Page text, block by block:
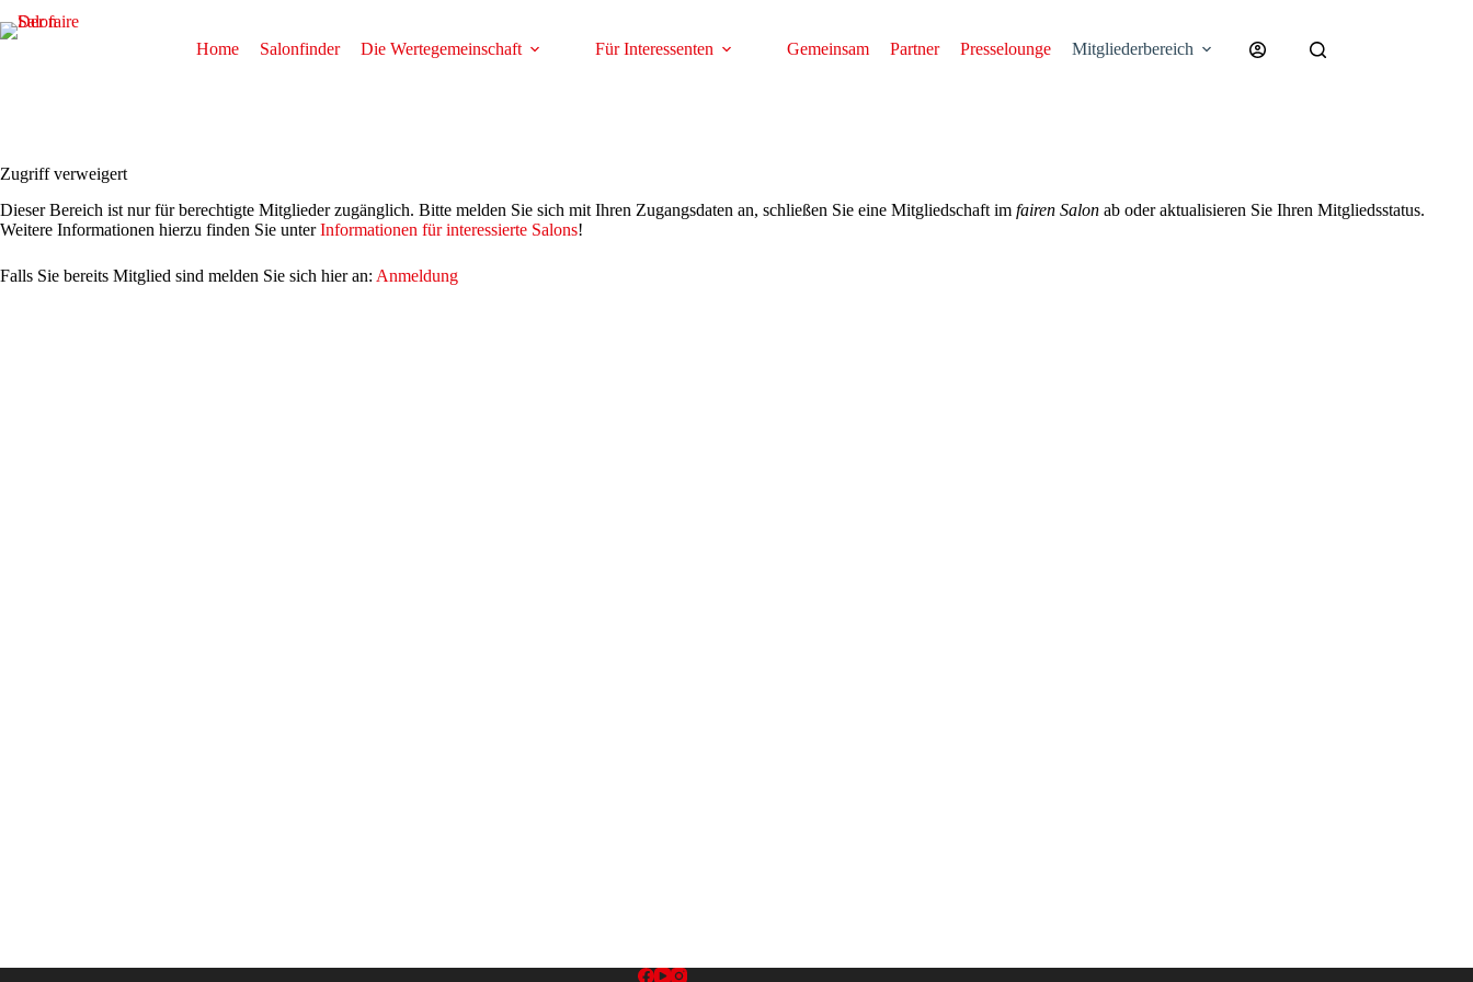
Inhalt
Home Salonfinder Die Wertegemeinschaft Für Interessenten Gemeinsam Partner Presselounge Mitgliederbereich
Zugriff verweigert
Dieser Bereich ist nur für berechtigte Mitglieder zugänglich. Bitte melden Sie sich mit Ihren Zugangsdaten an, schließen Sie eine Mitgliedschaft im fairen Salon ab oder aktualisieren Sie Ihren Mitgliedsstatus.
Weitere Informationen hierzu finden Sie unterInformationen für interessierte Salons!
Falls Sie bereits Mitglied sind melden Sie sich hier an: Anmeldung